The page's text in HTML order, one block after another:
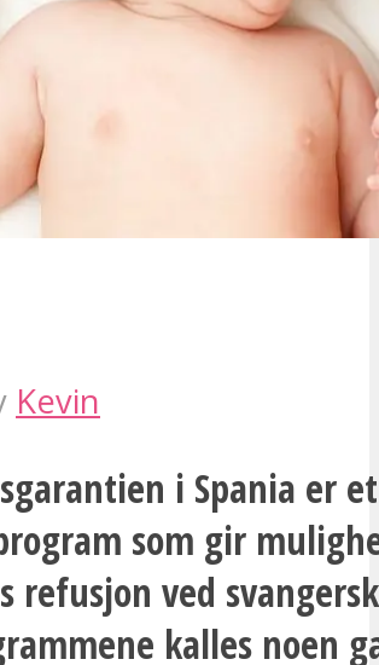
Kevin
i Spania er
som gir
refusjon ved
kalles noen